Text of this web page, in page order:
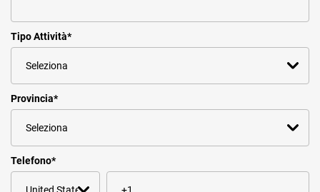
Tipo Attività*
Provincia*
Telefono*